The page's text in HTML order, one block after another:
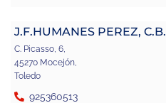
J.F.HUMANES PEREZ, C.B.
C. Picasso, 6,
45270 Mocejón,
Toledo
925360513